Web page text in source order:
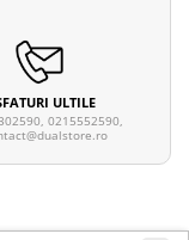
ULTILE
0215552590,